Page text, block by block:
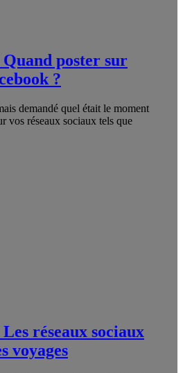
poster sur
?
demandé quel était le moment
vos réseaux sociaux tels que
réseaux sociaux
voyages